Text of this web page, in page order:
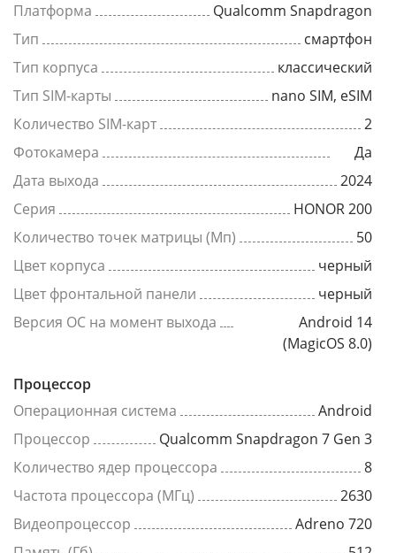
Платформа
Qualcomm Snapdragon
Тип
смартфон
Тип корпуса
классический
Тип SIM-карты
nano SIM, eSIM
Количество SIM-карт
2
Фотокамера
Да
Дата выхода
2024
Серия
HONOR 200
Количество точек матрицы (Мп)
50
Цвет корпуса
черный
Цвет фронтальной панели
черный
Версия ОС на момент выхода
Android 14
(MagicOS 8.0)
Процессор
Операционная система
Android
Процессор
Qualcomm Snapdragon 7 Gen 3
Количество ядер процессора
8
Частота процессора (МГц)
2630
Видеопроцессор
Adreno 720